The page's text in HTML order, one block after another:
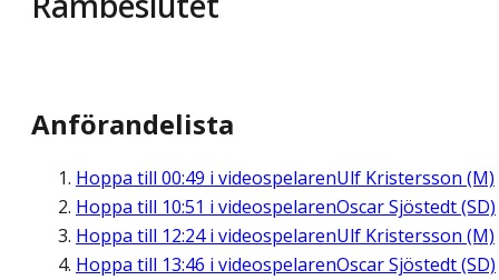
Anförandelista
Hoppa till 00:49 i videospelarenUlf Kristersson (M)
Hoppa till 10:51 i videospelarenOscar Sjöstedt (SD)
Hoppa till 12:24i videospelarenUlf Kristersson (M)
Hoppa till 13:46 i videospelarenOscar Sjöstedt (SD)